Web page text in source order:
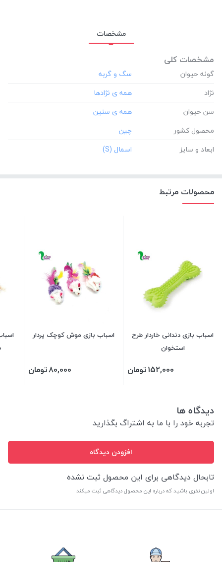
مشخصات
مشخصات کلی
گونه حیوان
نژاد
سن حیوان
محصول کشور
ابعاد و سایز
محصولات مرتبط
اسباب بازی دندانی خاردار طرح
استخوان
152,000تومان
اسباب بازی موش کوچک پردار
80,000تومان
دیدگاه ها
تجربه خود را با ما به اشتراگ بگذارید
افزودن دیدگاه
تابحال دیدگاهی برای این محصول ثبت نشده
اولین نفری باشید که درباره این محصول دیدگاهی ثبت میکند